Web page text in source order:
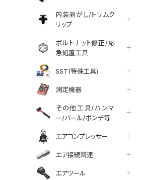
内装剥がし/トリムク
リップ
ボルトナット修正/応
急処置工具
SST(特殊工具)
測定機器
その他工具/ハンマ
ー/バール/ポンチ等
エアコンプレッサー
エア接続関連
エアツール